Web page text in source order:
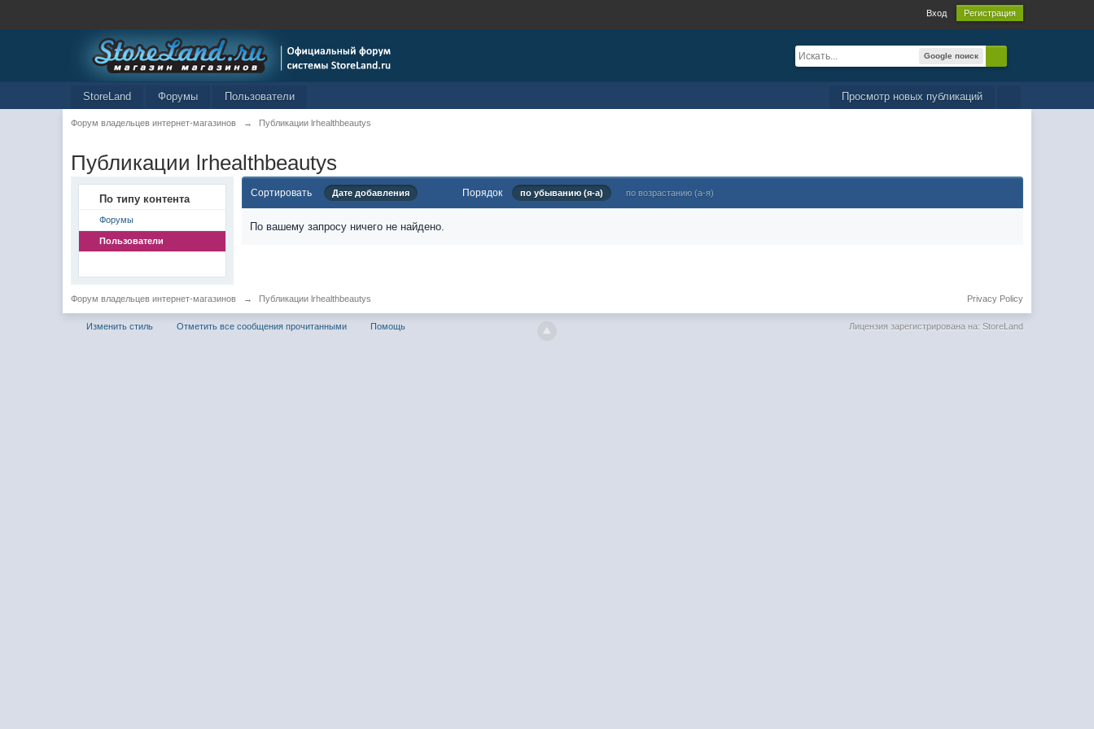
Вход Регистрация
Google поиск
Просмотр новых публикаций
StoreLand Форумы Пользователи
Форум владельцев интернет-магазинов → Публикации lrhealthbeautys
Публикации lrhealthbeautys
По типу контента
Форумы
Пользователи
Сортировать Дате добавления Порядок по убыванию (я-а) по возрастанию (а-я)
По вашему запросу ничего не найдено.
Форум владельцев интернет-магазинов → Публикации lrhealthbeautys Privacy Policy
Изменить стиль Отметить все сообщения прочитанными Помощь Лицензия зарегистрирована на: StoreLand